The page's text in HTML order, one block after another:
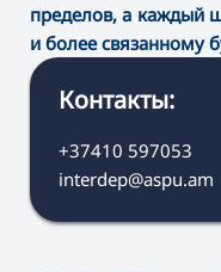
пределов, а каждый
и более связанному
Контакты:
+37410 597053
interdep@aspu.am